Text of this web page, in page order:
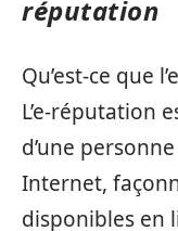
réputation
Qu’est-ce que
L’e-réputation
d’une
Internet,
disponibles en